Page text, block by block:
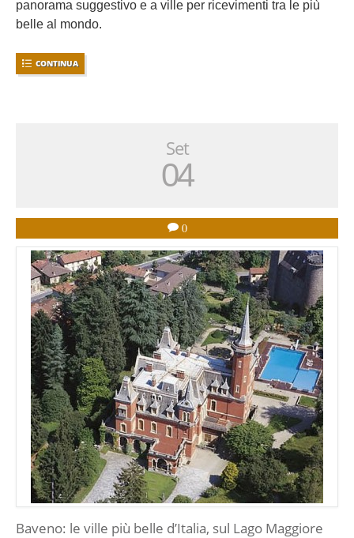
panorama suggestivo e a ville per ricevimenti tra le più
belle al mondo.
CONTINUA
Set
04
0
Baveno: le ville più belle d’Italia, sul Lago Maggiore